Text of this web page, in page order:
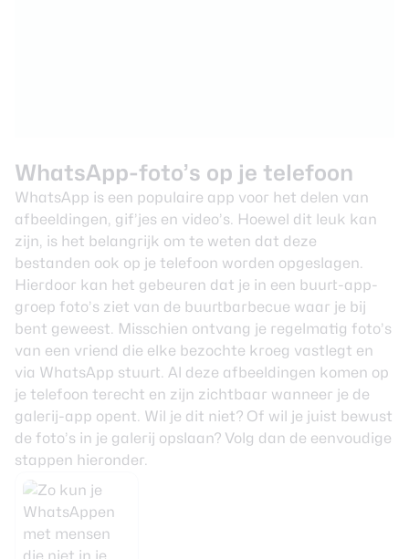
WhatsApp-foto’s op je telefoon
WhatsApp is een populaire app voor het delen van
afbeeldingen, gif’jes en video’s. Hoewel dit leuk kan
zijn, is het belangrijk om te weten dat deze
bestanden ook op je telefoon worden opgeslagen.
Hierdoor kan het gebeuren dat je in een buurt-app-
groep foto’s ziet van de buurtbarbecue waar je bij
bent geweest. Misschien ontvang je regelmatig foto’s
van een vriend die elke bezochte kroeg vastlegt en
via WhatsApp stuurt. Al deze afbeeldingen komen op
je telefoon terecht en zijn zichtbaar wanneer je de
galerij-app opent. Wil je dit niet? Of wil je juist bewust
de foto’s in je galerij opslaan? Volg dan de eenvoudige
stappen hieronder.